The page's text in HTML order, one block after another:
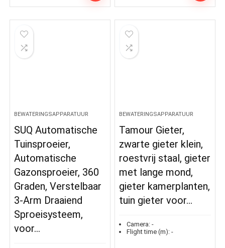
BEWATERINGSAPPARATUUR
SUQ Automatische
Tuinsproeier,
Automatische
Gazonsproeier, 360
Graden, Verstelbaar
3-Arm Draaiend
Sproeisysteem,
voor…
BEWATERINGSAPPARATUUR
Tamour Gieter,
zwarte gieter klein,
roestvrij staal, gieter
met lange mond,
gieter kamerplanten,
tuin gieter voor…
Camera: -
Flight time (m): -